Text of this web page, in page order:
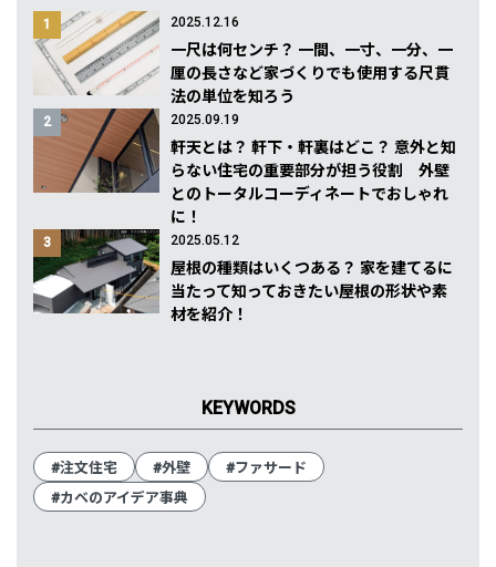
1 2025.12.16
一尺は何センチ？ 一間、一寸、一分、一
厘の長さなど家づくりでも使用する尺貫
法の単位を知ろう
2 2025.09.19
軒天とは？ 軒下・軒裏はどこ？ 意外と知
らない住宅の重要部分が担う役割 外壁
とのトータルコーディネートでおしゃれ
に！
3 2025.05.12
屋根の種類はいくつある？ 家を建てるに
当たって知っておきたい屋根の形状や素
材を紹介！
KEYWORDS
#注文住宅 #外壁
#ファサード
#カベのアイデア事典